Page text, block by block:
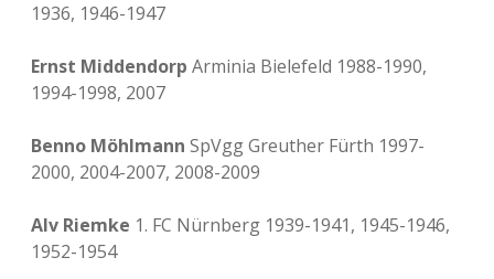
1936, 1946-1947
Ernst Middendorp Arminia Bielefeld 1988-1990,
1994-1998, 2007
Benno Möhlmann SpVgg Greuther Fürth 1997-
2000, 2004-2007, 2008-2009
Alv Riemke 1. FC Nürnberg 1939-1941, 1945-1946,
1952-1954